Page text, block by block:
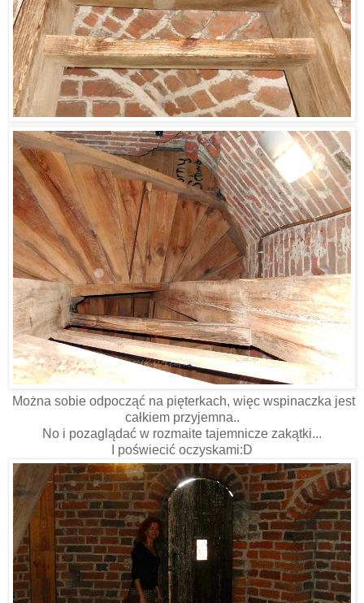
Można sobie odpocząć na pięterkach, więc wspinaczka jest
całkiem przyjemna..
No i pozaglądać w rozmaite tajemnicze zakątki...
I poświecić oczyskami:D